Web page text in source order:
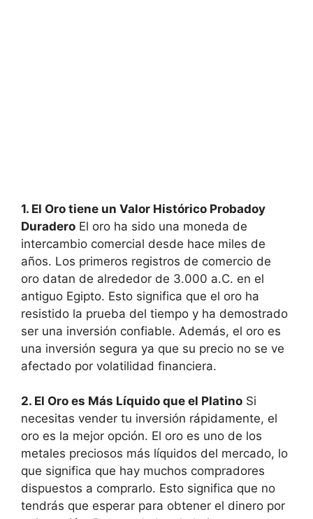
1. El Oro tiene un Valor Histórico Probadoy
Duradero El oro ha sido una moneda de
intercambio comercial desde hace miles de
años. Los primeros registros de comercio de
oro datan de alrededor de 3.000 a.C. en el
antiguo Egipto. Esto significa que el oro ha
resistido la prueba del tiempo y ha demostrado
ser una inversión confiable. Además, el oro es
una inversión segura ya que su precio no se ve
afectado por volatilidad financiera.
2. El Oro es Más Líquido que el Platino Si
necesitas vender tu inversión rápidamente, el
oro es la mejor opción. El oro es uno de los
metales preciosos más líquidos del mercado, lo
que significa que hay muchos compradores
dispuestos a comprarlo. Esto significa que no
tendrás que esperar para obtener el dinero por